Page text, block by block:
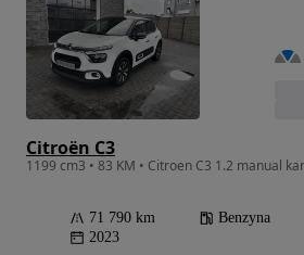
Citroën C3
71 790 km Benzyna
2023